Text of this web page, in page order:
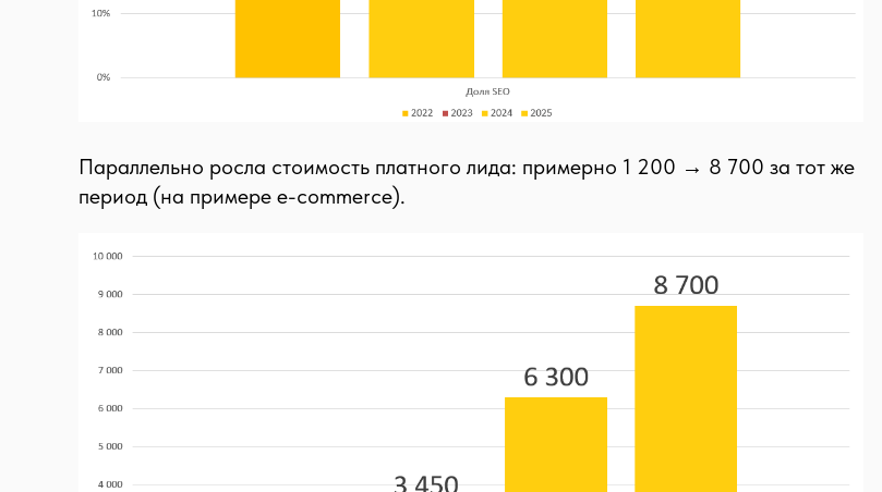
Параллельно росла стоимость платного лида: примерно 1 200 → 8 700 за тот же
период (на примере e-commerce).